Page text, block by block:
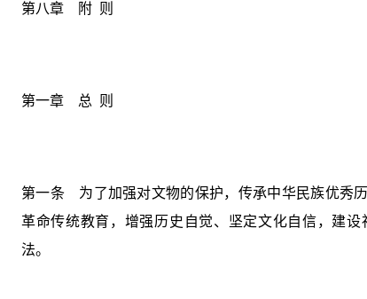
第八章 附 则
第一章 总 则
第一条 为了加强对文物的保护，传承中华民族优秀
革命传统教育，增强历史自觉、坚定文化自信，建
法。